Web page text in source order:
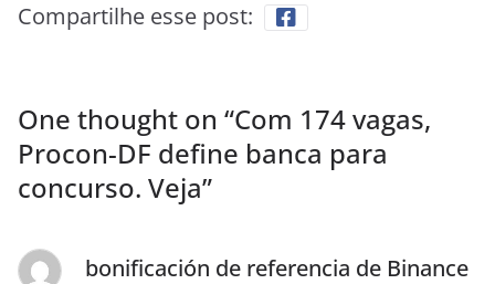
Compartilhe esse post:
One thought on “Com 174 vagas,
Procon-DF define banca para
concurso. Veja”
bonificación de referencia de Binance